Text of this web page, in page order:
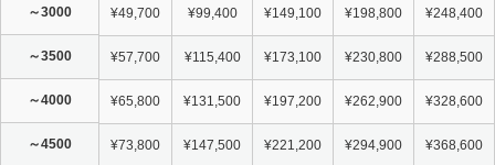
～3000 ¥49,700 ¥99,400 ¥149,100 ¥198,800 ¥248,400
～3500 ¥57,700 ¥115,400 ¥173,100 ¥230,800 ¥288,500
～4000 ¥65,800 ¥131,500 ¥197,200 ¥262,900 ¥328,600
～4500 ¥73,800 ¥147,500 ¥221,200 ¥294,900 ¥368,600